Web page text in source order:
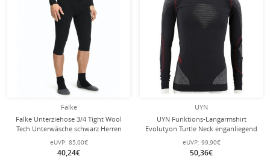
Falke
Falke Unterziehose 3/4 Tight Wool
Tech Unterwäsche schwarz Herren
eUVP: 85,00€
40,24€
UYN
UYN Funktions-Langarmshirt
Evolutyon Turtle Neck enganliegend
Unterwäsche charcoal/weiss/rot
Herren
eUVP: 99,90€
50,36€